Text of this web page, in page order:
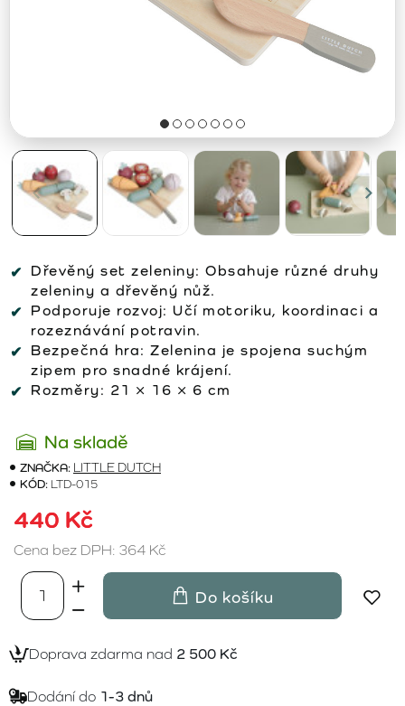
Dřevěný set zeleniny: Obsahuje různé druhy
zeleniny a dřevěný nůž.
Podporuje rozvoj: Učí motoriku, koordinaci a
rozeznávání potravin.
Bezpečná hra: Zelenina je spojena suchým
zipem pro snadné krájení.
Rozměry: 21 × 16 × 6 cm
Na skladě
ZNAČKA: LITTLE DUTCH
KÓD: LTD-015
440 Kč
Cena bez DPH: 364 Kč
Do košíku
Doprava zdarma nad 2 500 Kč
Dodání do 1-3 dnů